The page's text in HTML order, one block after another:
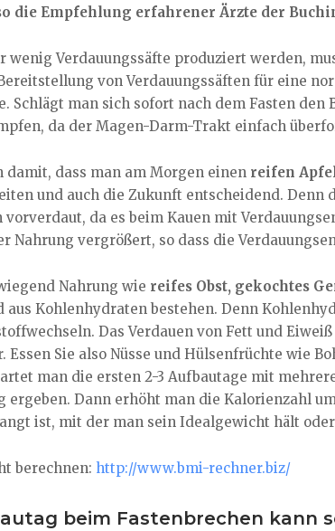
die Empfehlung erfahrener Ärzte der
wenig Verdauungssäfte produziert werden,
von Verdauungssäften für eine
Schlägt man sich sofort nach dem Fasten
da der Magen-Darm-Trakt einfach
damit, dass man am Morgen einen reifen
und auch die Zukunft entscheidend. Denn
vorverdaut, da es beim Kauen mit
Nahrung vergrößert, so dass die
Nahrung wie reifes Obst, gekochtes
aus Kohlenhydraten bestehen. Denn
Das Verdauen von Fett und
Sie also Nüsse und Hülsenfrüchte wie
man die ersten 2-3 Aufbautage mit
Dann erhöht man die Kalorienzahl
ist, mit der man sein Idealgewicht hält
berechnen: http://www.bmi-rechner.biz/
beim Fastenbrechen kann